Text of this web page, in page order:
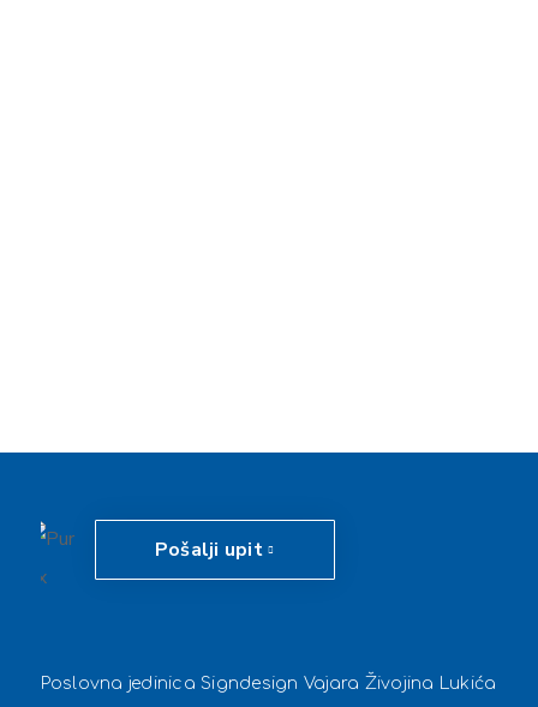
Pošalji upit
Poslovna jedinica Signdesign Vajara Živojina Lukića